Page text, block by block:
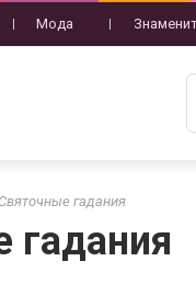
Мода
Святочные гадания
гадания